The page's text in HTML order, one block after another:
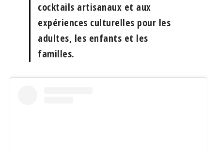
cocktails artisanaux et aux
expériences culturelles pour les
adultes, les enfants et les
familles.